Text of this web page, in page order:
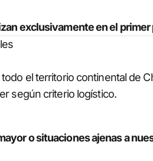
exclusivamente en el primer
el territorio continental de
según criterio logístico.
o situaciones ajenas a